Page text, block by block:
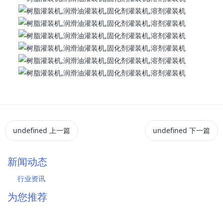
undefined 上一篇 undefined 下一篇
新闻动态
行业资讯
为您推荐